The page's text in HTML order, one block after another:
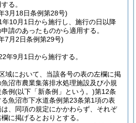
る。
3月18日条例第28号)
年10月1日から施行し、施行の日以降
請のあったものから適用する。
7月2日条例第29号)
年9月1日から施行する。
域において、当該各号の表の左欄に掲
沼市農業集落排水処理施設及び小規
例(以下「新条例」という。)第12条
魚沼市下水道条例第23条第1項の表
、同項の規定にかかわらず、それぞ
に掲げるとおりとする。